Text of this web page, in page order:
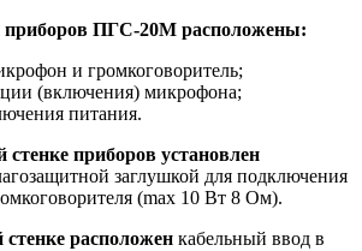
приборов ПГС-20М расположены:
и громкоговоритель;
(включения) микрофона;
питания.
стенке приборов установлен
заглушкой для подключения
(max 10 Вт 8 Ом).
расположен кабельный ввод в